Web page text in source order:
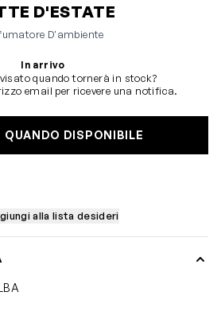
D'ESTATE
D'ambiente
In arrivo
quando tornerà in stock?
email per ricevere una notifica.
QUANDO DISPONIBILE
alla lista desideri